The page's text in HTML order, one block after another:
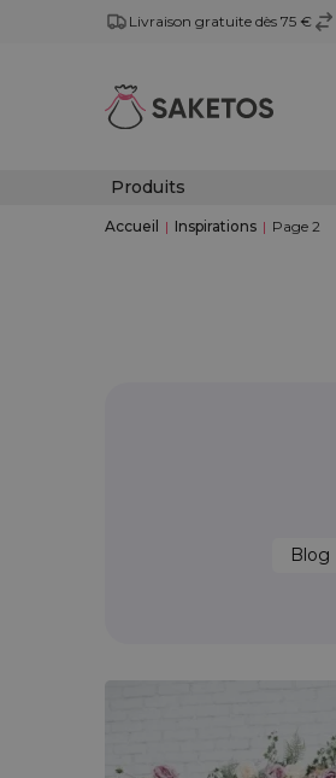
Livraison gratuite dès 75 €
Produits
Accueil | Inspirations | Page 2
Blog